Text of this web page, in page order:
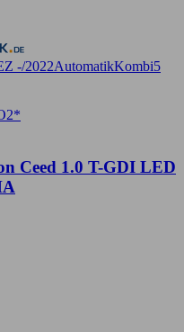
-/2022AutomatikKombi5
Ceed 1.0 T-GDI LED